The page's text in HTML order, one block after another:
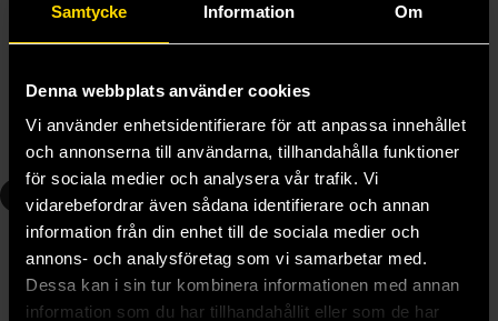
Samtycke Information Om
Denna webbplats använder cookies
Vi använder enhetsidentifierare för att anpassa innehållet
och annonserna till användarna, tillhandahålla funktioner
för sociala medier och analysera vår trafik. Vi
vidarebefordrar även sådana identifierare och annan
information från din enhet till de sociala medier och
annons- och analysföretag som vi samarbetar med.
Dessa kan i sin tur kombinera informationen med annan
information som du har tillhandahållit eller som de har
139 kr
Beställ
139 kr
Beställ
10